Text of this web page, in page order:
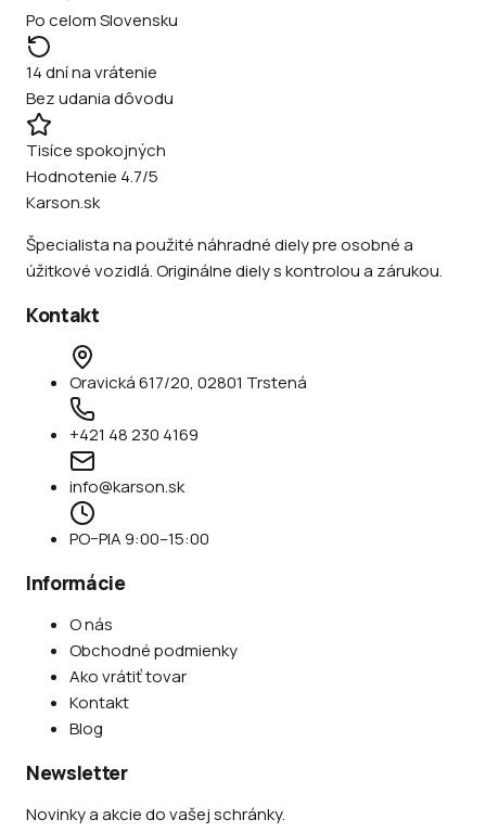
Po celom Slovensku
14 dní na vrátenie
Bez udania dôvodu
Tisíce spokojných
Hodnotenie 4.7/5
Karson.sk
Špecialista na použité náhradné diely pre osobné a
úžitkové vozidlá. Originálne diely s kontrolou a zárukou.
Kontakt
Oravická 617/20, 02801 Trstená
+421 48 230 4169
info@karson.sk
PO–PIA 9:00–15:00
Informácie
O nás
Obchodné podmienky
Ako vrátiť tovar
Kontakt
Blog
Newsletter
Novinky a akcie do vašej schránky.